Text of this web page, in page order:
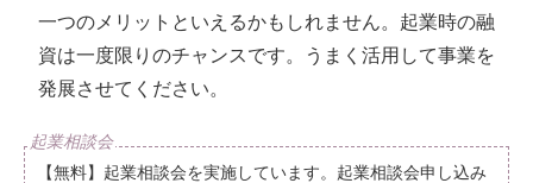
一つのメリットといえるかもしれません。起業時の融
資は一度限りのチャンスです。うまく活用して事業を
発展させてください。
【無料】起業相談会を実施しています。起業相談会申し込み